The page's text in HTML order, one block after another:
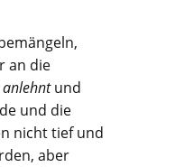
an die
anlehntund
und die
nicht tief und
aber